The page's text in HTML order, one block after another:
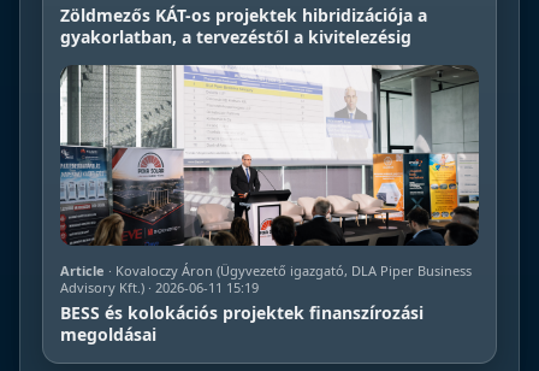
Zöldmezős KÁT-os projektek hibridizációja a
gyakorlatban, a tervezéstől a kivitelezésig
Article · Kovaloczy Áron (Ügyvezető igazgató, DLA Piper Business
Advisory Kft.) · 2026-06-11 15:19
BESS és kolokációs projektek finanszírozási
megoldásai